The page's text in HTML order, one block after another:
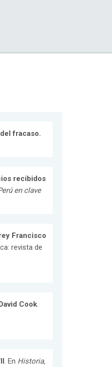
fracaso.
recibidos
en clave
Francisco
revista de
Cook.
. En Historia,